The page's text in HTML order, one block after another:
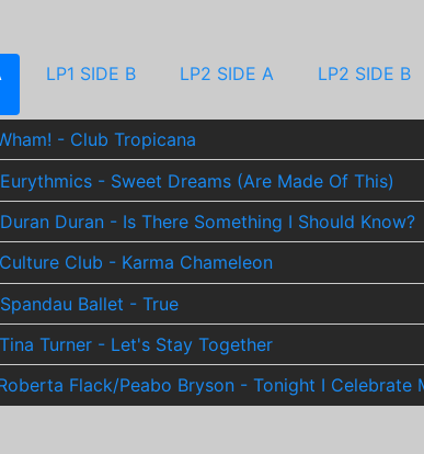
LP1 SIDE B LP2 SIDE A LP2 SIDE B
- Club Tropicana
Eurythmics - Sweet Dreams (Are Made Of This)
Duran Duran - Is There Something I Should Know?
Culture Club - Karma Chameleon
Spandau Ballet - True
Tina Turner - Let's Stay Together
Flack/Peabo Bryson - Tonight I Celebrate